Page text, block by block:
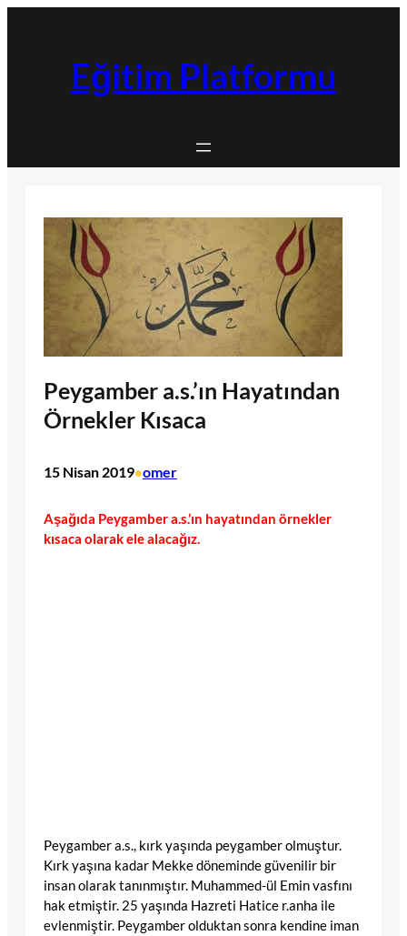
Eğitim Platformu
Peygamber a.s.’ın Hayatından
Örnekler Kısaca
15 Nisan 2019•omer
Aşağıda Peygamber a.s.’ın hayatından örnekler
kısaca olarak ele alacağız.
Peygamber a.s., kırk yaşında peygamber olmuştur.
Kırk yaşına kadar Mekke döneminde güvenilir bir
insan olarak tanınmıştır. Muhammed-ül Emin vasfını
hak etmiştir. 25 yaşında Hazreti Hatice r.anha ile
evlenmiştir. Peygamber olduktan sonra kendine iman